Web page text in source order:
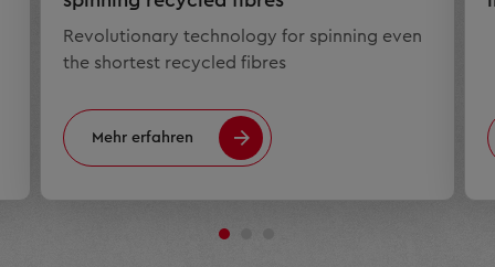
Revolutionary technology for spinning even
the shortest recycled fibres
Mehr erfahren